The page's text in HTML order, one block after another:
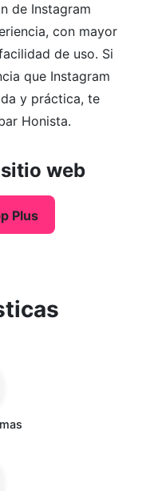
de Instagram
con mayor
de uso. Si
que Instagram
y práctica, te
Honista.
web
Plus